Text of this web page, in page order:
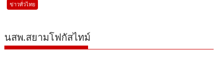
ข่าวทั่วไทย
นสพ.สยามโฟกัสไทม์